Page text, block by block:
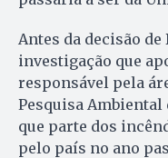
Antes da decisão
investigação que
responsável pela
Pesquisa Ambiental
que parte dos
pelo país no ano